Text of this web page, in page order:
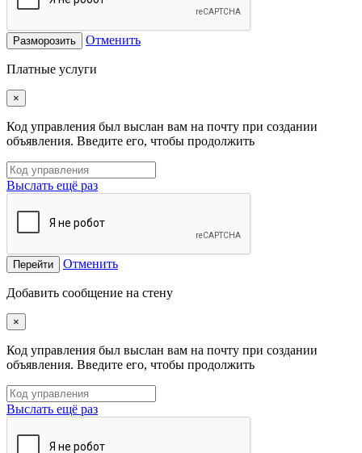
Разморозить Отменить
Платные услуги
×
Код управления был выслан вам на почту при создании
объявления. Введите его, чтобы продолжить
Выслать ещё раз
Перейти Отменить
Добавить сообщение на стену
×
Код управления был выслан вам на почту при создании
объявления. Введите его, чтобы продолжить
Выслать ещё раз